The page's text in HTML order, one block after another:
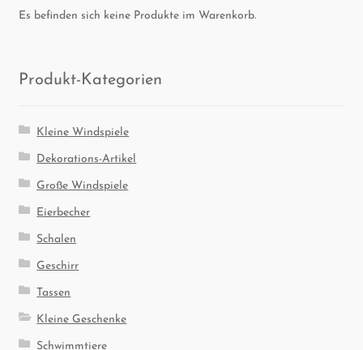
Es befinden sich keine Produkte im Warenkorb.
Pro­dukt-Kate­go­rien
Kleine Windspiele
Dekorations-Artikel
Große Windspiele
Eierbecher
Schalen
Geschirr
Tassen
Kleine Geschenke
Schwimmtiere